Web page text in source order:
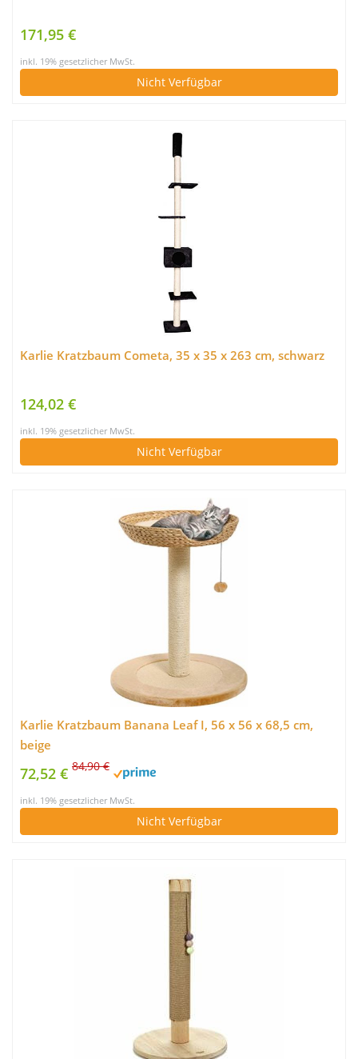
171,95 €
inkl. 19% gesetzlicher MwSt.
Nicht Verfügbar
Karlie Kratzbaum Cometa, 35 x 35 x 263 cm, schwarz
124,02 €
inkl. 19% gesetzlicher MwSt.
Nicht Verfügbar
Karlie Kratzbaum Banana Leaf I, 56 x 56 x 68,5 cm,
beige
72,52 € 84,90 €
inkl. 19% gesetzlicher MwSt.
Nicht Verfügbar